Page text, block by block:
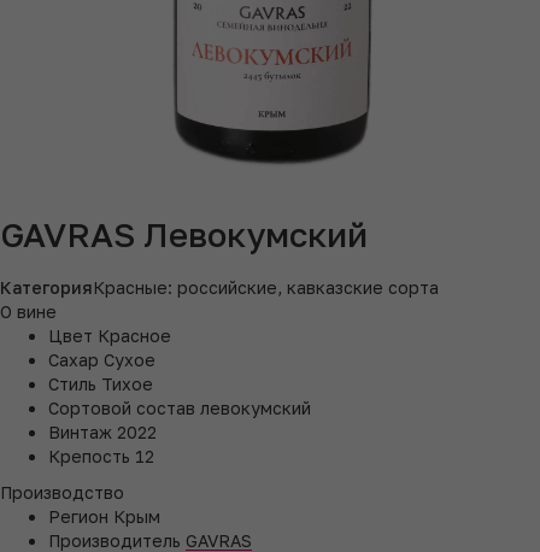
GAVRAS Левокумский
КатегорияКрасные: российские, кавказские сорта
О вине
Цвет Красное
Сахар Сухое
Стиль Тихое
Сортовой состав левокумский
Винтаж 2022
Крепость 12
Производство
Регион Крым
Производитель GAVRAS